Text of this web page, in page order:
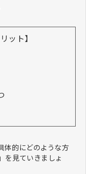
ット】
体的にどのような方
を見ていきましょ